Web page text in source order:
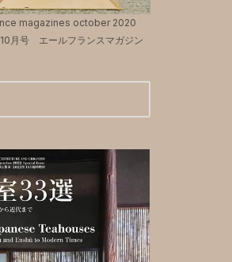
magazines october 2020
月号 エールフランスマガジン